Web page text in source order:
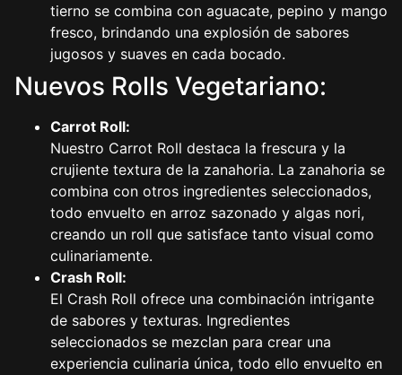
tierno se combina con aguacate, pepino y mango
fresco, brindando una explosión de sabores
jugosos y suaves en cada bocado.
Nuevos Rolls Vegetariano:
Carrot Roll:
Nuestro Carrot Roll destaca la frescura y la
crujiente textura de la zanahoria. La zanahoria se
combina con otros ingredientes seleccionados,
todo envuelto en arroz sazonado y algas nori,
creando un roll que satisface tanto visual como
culinariamente.
Crash Roll:
El Crash Roll ofrece una combinación intrigante
de sabores y texturas. Ingredientes
seleccionados se mezclan para crear una
experiencia culinaria única, todo ello envuelto en